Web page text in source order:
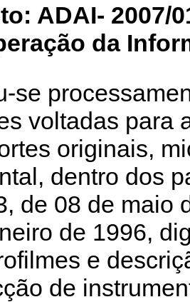
ADAI- 2007/
da
se
voltadas para
originais,
dentro dos
de 08 de maio
de 1996,
e
de